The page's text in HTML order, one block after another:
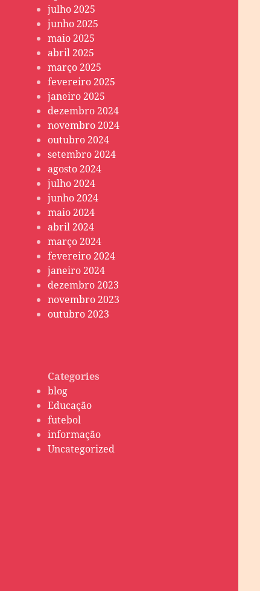
julho 2025
junho 2025
maio 2025
abril 2025
março 2025
fevereiro 2025
janeiro 2025
dezembro 2024
novembro 2024
outubro 2024
setembro 2024
agosto 2024
julho 2024
junho 2024
maio 2024
abril 2024
março 2024
fevereiro 2024
janeiro 2024
dezembro 2023
novembro 2023
outubro 2023
Categories
blog
Educação
futebol
informação
Uncategorized